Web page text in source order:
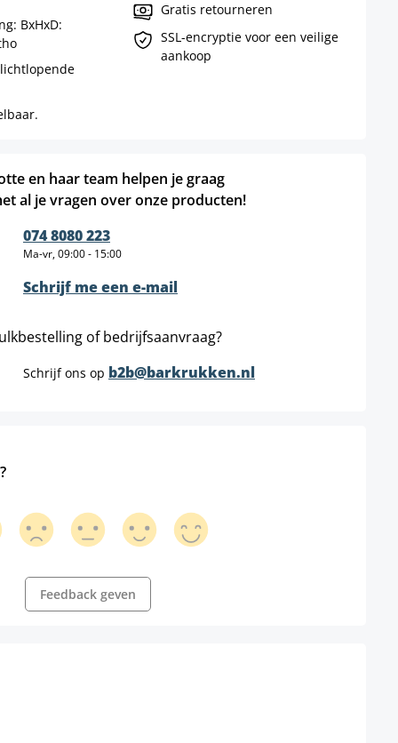
BxHxD:
Gratis retourneren
SSL-encryptie voor een veilige
aankoop
en haar team helpen je graag
al je vragen over onze producten!
074 8080 223
Ma-vr, 09:00 - 15:00
Schrijf me een e-mail
of bedrijfsaanvraag?
Schrijf ons op b2b@barkrukken.nl
Feedback geven